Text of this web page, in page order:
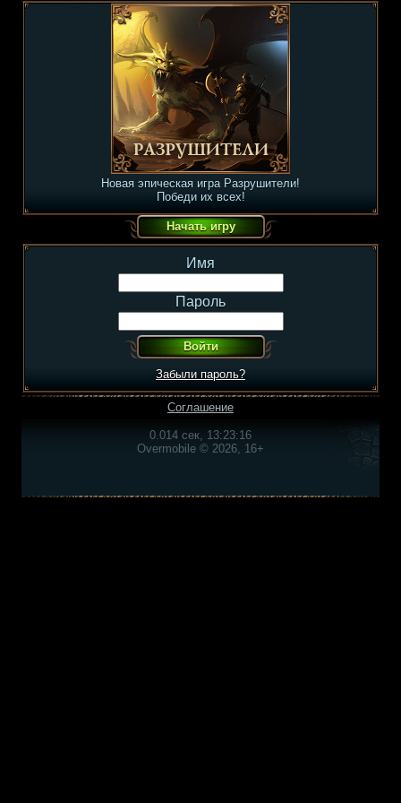
Новая эпическая игра Разрушители!
Победи их всех!
Имя
Пароль
Забыли пароль?
Соглашение
0.014 сек, 13:23:16
Overmobile © 2026, 16+